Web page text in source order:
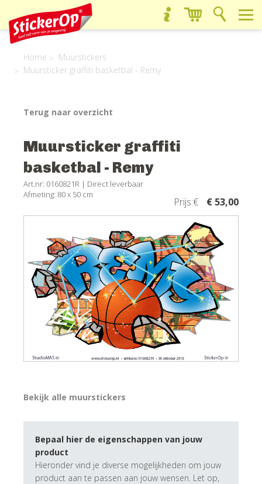
Home
Muurstickers
Muursticker graffiti basketbal - Remy
Terug naar overzicht
Muursticker graffiti
basketbal - Remy
Art.nr: 0160821R | Direct leverbaar
Afmeting: 80 x 50 cm
Prijs:€ € 53,00
Bekijk alle muurstickers
Bepaal hier de eigenschappen van jouw
product
Hieronder vind je diverse mogelijkheden om jouw
product aan te passen aan jouw wensen. Let op,